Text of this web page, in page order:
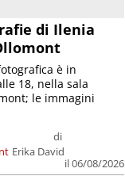
di Ilenia
di
Erika David
il 06/08/2026
è in
18, nella sala
le immagini